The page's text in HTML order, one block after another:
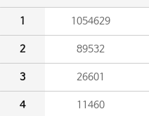
1 1054629
2 89532
3 26601
4 11460